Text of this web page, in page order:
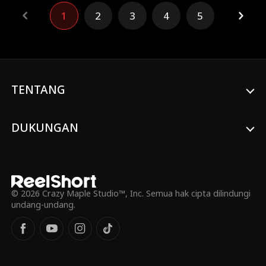
Spencer bimbang, mereka harus bersatu
melawan rencana jahat Vivian. Akhirnya,
mereka menikah dan memulai hidup baru
1 2 3 4 5
TENTANG
DUKUNGAN
© 2026 Crazy Maple Studio™, Inc. Semua hak cipta dilindungi
undang-undang.